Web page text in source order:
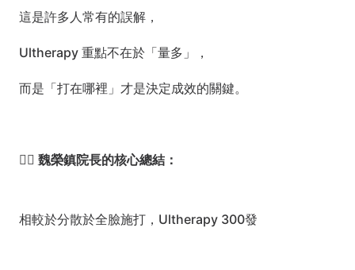
這是許多人常有的誤解，
Ultherapy 重點不在於「量多」，
而是「打在哪裡」才是決定成效的關鍵。
👨‍⚕️ 魏榮鎮院長的核心總結：
相較於分散於全臉施打，Ultherapy 300發